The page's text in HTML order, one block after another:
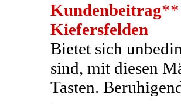
Kundenbeitrag**
Kiefersfelden
Bietet sich
sind, mit diesen
Tasten.